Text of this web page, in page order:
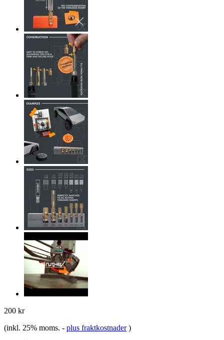
200 kr
(inkl. 25% moms. - plus fraktkostnader )